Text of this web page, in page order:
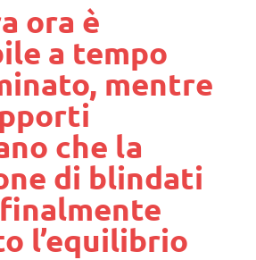
ora è
a tempo
mentre
che la
di blindati
l’equilibrio